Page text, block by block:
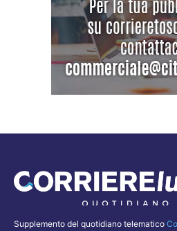
Supplemento del quotidiano telematico